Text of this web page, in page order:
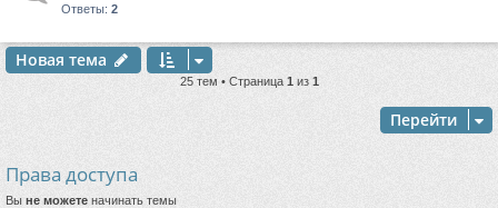
Ответы: 2
Новая тема
25 тем • Страница 1 из 1
Перейти
Права доступа
Вы не можете начинать темы